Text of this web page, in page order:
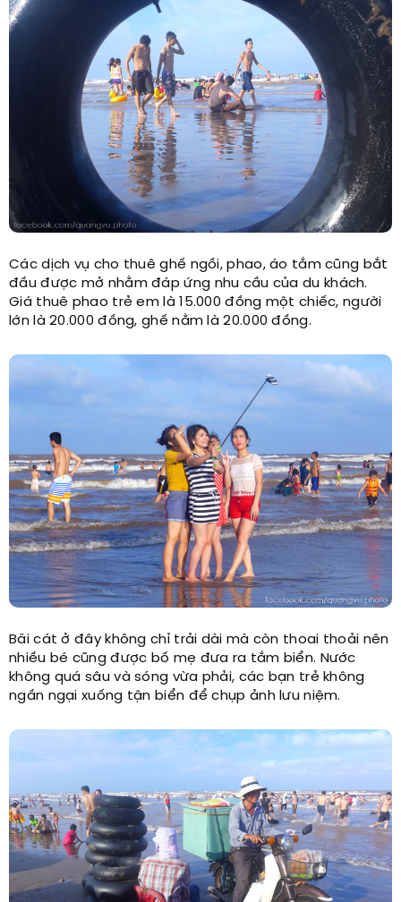
Các dịch vụ cho thuê ghế ngồi, phao, áo tắm cũng bắt
đầu được mở nhằm đáp ứng nhu cầu của du khách.
Giá thuê phao trẻ em là 15.000 đồng một chiếc, người
lớn là 20.000 đồng, ghế nằm là 20.000 đồng.
Bãi cát ở đây không chỉ trải dài mà còn thoai thoải nên
nhiều bé cũng được bố mẹ đưa ra tắm biển. Nước
không quá sâu và sóng vừa phải, các bạn trẻ không
ngần ngại xuống tận biển để chụp ảnh lưu niệm.